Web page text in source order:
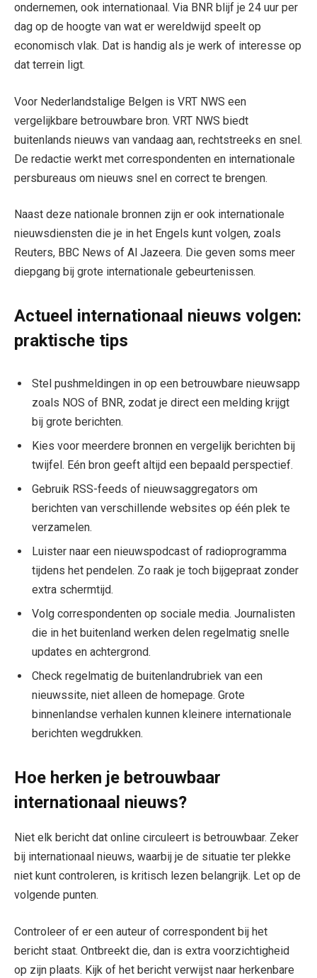
ondernemen, ook internationaal. Via BNR blijf je 24 uur per
dag op de hoogte van wat er wereldwijd speelt op
economisch vlak. Dat is handig als je werk of interesse op
dat terrein ligt.
Voor Nederlandstalige Belgen is VRT NWS een
vergelijkbare betrouwbare bron. VRT NWS biedt
buitenlands nieuws van vandaag aan, rechtstreeks en snel.
De redactie werkt met correspondenten en internationale
persbureaus om nieuws snel en correct te brengen.
Naast deze nationale bronnen zijn er ook internationale
nieuwsdiensten die je in het Engels kunt volgen, zoals
Reuters, BBC News of Al Jazeera. Die geven soms meer
diepgang bij grote internationale gebeurtenissen.
Actueel internationaal nieuws volgen:
praktische tips
Stel pushmeldingen in op een betrouwbare nieuwsapp
zoals NOS of BNR, zodat je direct een melding krijgt
bij grote berichten.
Kies voor meerdere bronnen en vergelijk berichten bij
twijfel. Eén bron geeft altijd een bepaald perspectief.
Gebruik RSS-feeds of nieuwsaggregators om
berichten van verschillende websites op één plek te
verzamelen.
Luister naar een nieuwspodcast of radioprogramma
tijdens het pendelen. Zo raak je toch bijgepraat zonder
extra schermtijd.
Volg correspondenten op sociale media. Journalisten
die in het buitenland werken delen regelmatig snelle
updates en achtergrond.
Check regelmatig de buitenlandrubriek van een
nieuwssite, niet alleen de homepage. Grote
binnenlandse verhalen kunnen kleinere internationale
berichten wegdrukken.
Hoe herken je betrouwbaar
internationaal nieuws?
Niet elk bericht dat online circuleert is betrouwbaar. Zeker
bij internationaal nieuws, waarbij je de situatie ter plekke
niet kunt controleren, is kritisch lezen belangrijk. Let op de
volgende punten.
Controleer of er een auteur of correspondent bij het
bericht staat. Ontbreekt die, dan is extra voorzichtigheid
op zijn plaats. Kijk of het bericht verwijst naar herkenbare